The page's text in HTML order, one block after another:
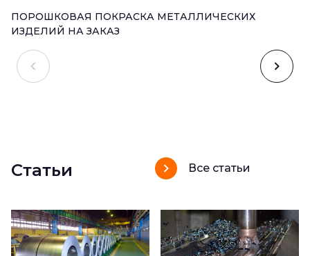
ПОРОШКОВАЯ ПОКРАСКА МЕТАЛЛИЧЕСКИХ
ИЗДЕЛИЙ НА ЗАКАЗ
Статьи Все статьи